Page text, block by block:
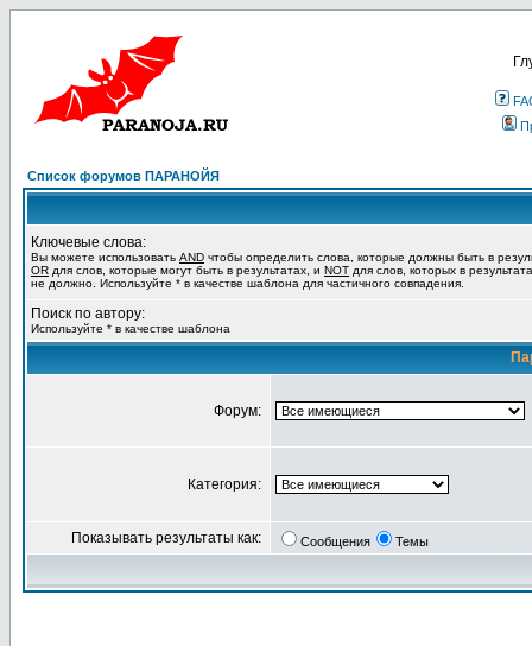
Список форумов ПАРАНОЙЯ
Ключевые слова:
Вы можете использовать AND чтобы определить слова, которые должны быть в
OR для слов, которые могут быть в результатах, и NOT для слов, которых в
не должно. Используйте * в качестве шаблона для частичного совпадения.
Поиск по автору:
Используйте * в качестве шаблона
Форум:
Категория:
Показывать результаты как: Сообщения Темы